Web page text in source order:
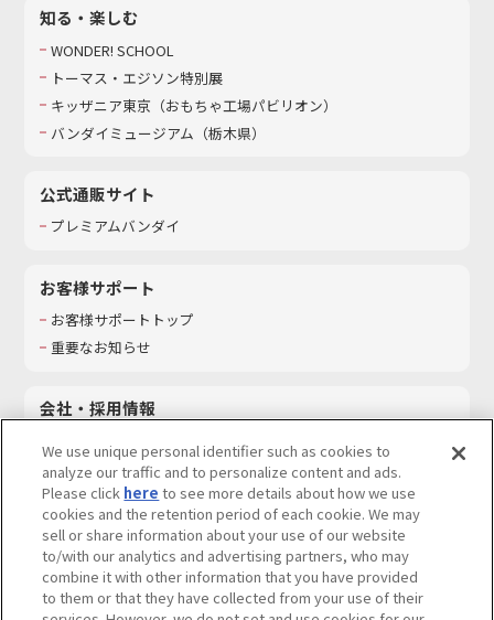
知る・楽しむ
WONDER! SCHOOL
トーマス・エジソン特別展
キッザニア東京（おもちゃ工場パビリオン）​
バンダイミュージアム（栃木県）
公式通販サイト
プレミアムバンダイ
お客様サポート
お客様サポートトップ
重要なお知らせ
会社・採用情報
採用情報
サステナビリティ
お問い合わせ
We use unique personal identifier such as cookies to
analyze our traffic and to personalize content and ads.
Please click here to see more details about how we use
cookies and the retention period of each cookie. We may
sell or share information about your use of our website
to/with our analytics and advertising partners, who may
combine it with other information that you have provided
to them or that they have collected from your use of their